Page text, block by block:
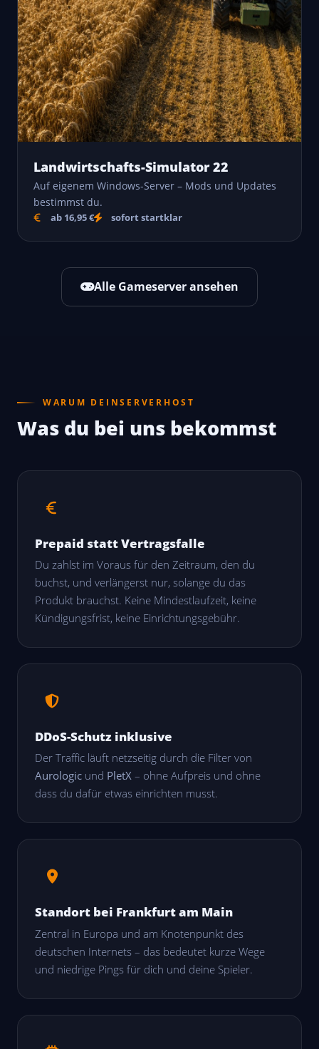
Landwirtschafts-Simulator 22
Auf eigenem Windows-Server – Mods und Updates
bestimmst du.
ab 16,95 € sofort startklar
Alle Gameserver ansehen
WARUM DEINSERVERHOST
Was du bei uns bekommst
Prepaid statt Vertragsfalle
Du zahlst im Voraus für den Zeitraum, den du
buchst, und verlängerst nur, solange du das
Produkt brauchst. Keine Mindestlaufzeit, keine
Kündigungsfrist, keine Einrichtungsgebühr.
DDoS-Schutz inklusive
Der Traffic läuft netzseitig durch die Filter von
Aurologic und PletX – ohne Aufpreis und ohne
dass du dafür etwas einrichten musst.
Standort bei Frankfurt am Main
Zentral in Europa und am Knotenpunkt des
deutschen Internets – das bedeutet kurze Wege
und niedrige Pings für dich und deine Spieler.